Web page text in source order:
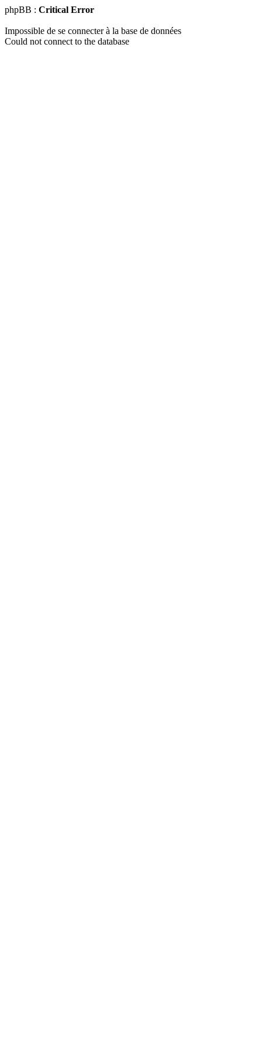
phpBB : Critical Error
Impossible de se connecter à la base de données
Could not connect to the database